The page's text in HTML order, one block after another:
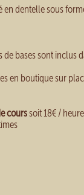
dentelle sous
de bases sont inclus
en boutique sur
courssoit 18€ / heure